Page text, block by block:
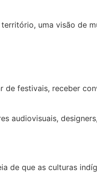
uma visão de
festivais, receber
audiovisuais,
de que as culturas